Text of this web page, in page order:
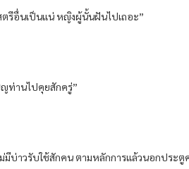
รีอื่นเป็นแน่ หญิงผู้นั้นฝันไปเถอะ”
ท่านไปคุยสักครู่”
มีบ่าวรับใช้สักคน ตามหลักการแล้วนอกประตู